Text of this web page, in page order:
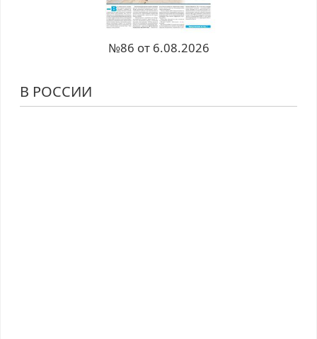
№86 от 6.08.2026
В РОССИИ